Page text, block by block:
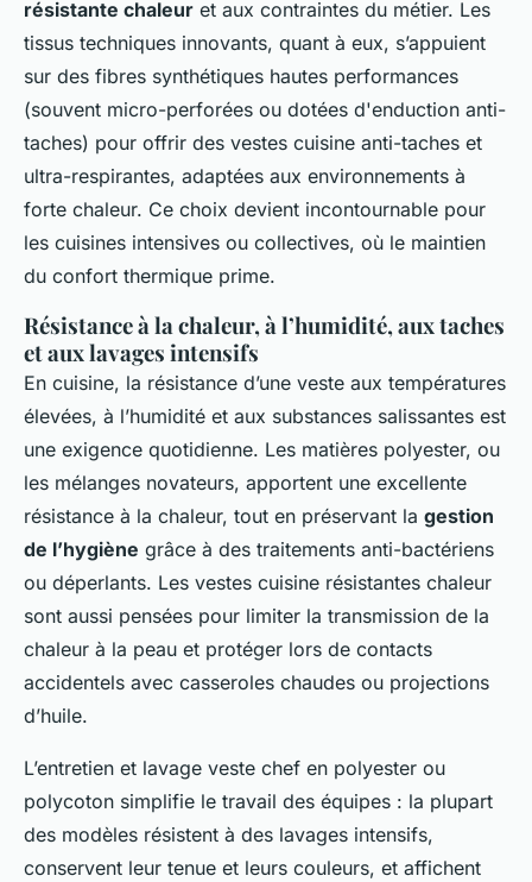
résistante chaleur et aux contraintes du métier. Les
tissus techniques innovants, quant à eux, s’appuient
sur des fibres synthétiques hautes performances
(souvent micro-perforées ou dotées d'enduction anti-
taches) pour offrir des vestes cuisine anti-taches et
ultra-respirantes, adaptées aux environnements à
forte chaleur. Ce choix devient incontournable pour
les cuisines intensives ou collectives, où le maintien
du confort thermique prime.
Résistance à la chaleur, à l’humidité, aux taches
et aux lavages intensifs
En cuisine, la résistance d’une veste aux températures
élevées, à l’humidité et aux substances salissantes est
une exigence quotidienne. Les matières polyester, ou
les mélanges novateurs, apportent une excellente
résistance à la chaleur, tout en préservant la gestion
de l’hygiène grâce à des traitements anti-bactériens
ou déperlants. Les vestes cuisine résistantes chaleur
sont aussi pensées pour limiter la transmission de la
chaleur à la peau et protéger lors de contacts
accidentels avec casseroles chaudes ou projections
d’huile.
L’entretien et lavage veste chef en polyester ou
polycoton simplifie le travail des équipes : la plupart
des modèles résistent à des lavages intensifs,
conservent leur tenue et leurs couleurs, et affichent